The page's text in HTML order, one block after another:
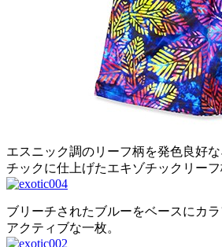
エスニック調のリーフ柄を発色良好
チックに仕上げたエキゾチックリーフ
ブリーチされたブルーをベースにカ
アクティブな一枚。